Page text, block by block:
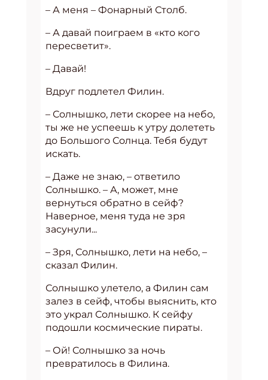
– А меня – Фонарный Столб.
– А давай поиграем в «кто кого
пересветит».
– Давай!
Вдруг подлетел Филин.
– Солнышко, лети скорее на небо,
ты же не успеешь к утру долететь
до Большого Солнца. Тебя будут
искать.
– Даже не знаю, – ответило
Солнышко. – А, может, мне
вернуться обратно в сейф?
Наверное, меня туда не зря
засунули...
– Зря, Солнышко, лети на небо, –
сказал Филин.
Солнышко улетело, а Филин сам
залез в сейф, чтобы выяснить, кто
это украл Солнышко. К сейфу
подошли космические пираты.
– Ой! Солнышко за ночь
превратилось в Филина.